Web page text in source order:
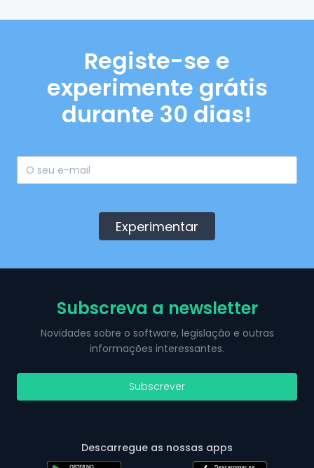
Registe-se e
experimente grátis
durante 30 dias!
Experimentar
Subscreva a newsletter
Novidades sobre o software, legislação e outras
informações interessantes.
Subscrever
Descarregue as nossas apps